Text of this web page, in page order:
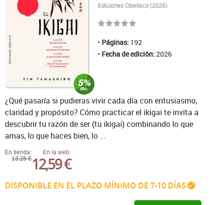
Ediciones Obelisco (2026)
Páginas: 192
Fecha de edición: 2026
En tienda:
13,25 €
En la web:
12,59 €
DISPONIBLE EN EL PLAZO MÍNIMO DE 7-10 DÍAS
¿Qué pasaría si pudieras vivir cada día con entusiasmo,
claridad y propósito? Cómo practicar el ikigai te invita a
descubrir tu razón de ser (tu ikigai) combinando lo que
amas, lo que haces bien, lo ...